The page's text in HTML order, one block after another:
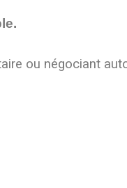
ou négociant